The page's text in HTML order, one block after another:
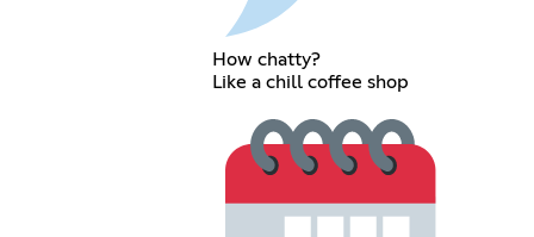
How chatty?
Like a chill coffee shop